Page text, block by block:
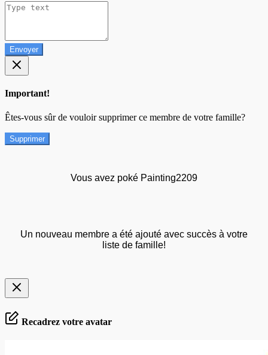
Envoyer
Important!
Êtes-vous sûr de vouloir supprimer ce membre de votre famille?
Supprimer
Vous avez poké Painting2209
Un nouveau membre a été ajouté avec succès à votre
liste de famille!
Recadrez votre avatar